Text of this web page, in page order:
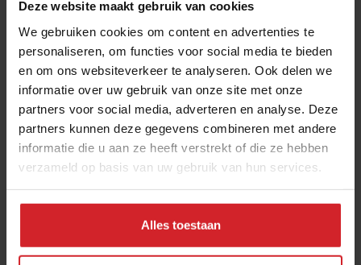
Deze website maakt gebruik van cookies
We gebruiken cookies om content en advertenties te
personaliseren, om functies voor social media te bieden
en om ons websiteverkeer te analyseren. Ook delen we
informatie over uw gebruik van onze site met onze
partners voor social media, adverteren en analyse. Deze
partners kunnen deze gegevens combineren met andere
informatie die u aan ze heeft verstrekt of die ze hebben
verzameld op basis van uw gebruik van hun services.
Alles toestaan
THANKS
Veel gelezen artikelen
Bangkok is tegenwoordig meer dan
dampende noedelsoep
3 augustus 2026| 3 min
10 globale foodtrends: van
darmgezondheid en brainfood tot
slimmer snacken
23 juli 2026| 6 min